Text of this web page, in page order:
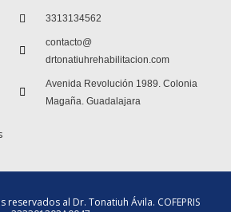
3313134562
contacto@
drtonatiuhrehabilitacion.com
Avenida Revolución 1989. Colonia
Magaña. Guadalajara
al Dr. Tonatiuh Ávila. COFEPRIS